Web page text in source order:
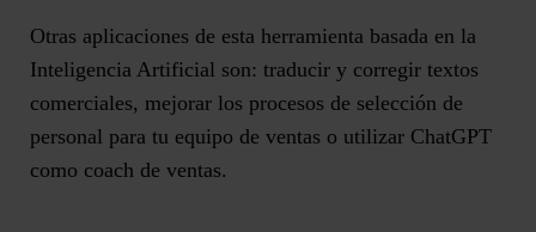
Otras aplicaciones de esta herramienta basada en la
Inteligencia Artificial son: traducir y corregir textos
comerciales, mejorar los procesos de selección de
personal para tu equipo de ventas o utilizar ChatGPT
como coach de ventas.